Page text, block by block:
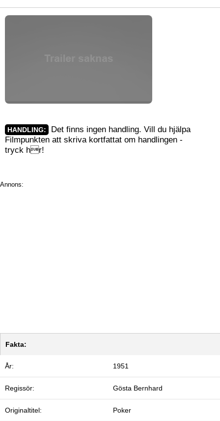
HANDLING:
Det finns ingen handling. Vill du hjälpa
Filmpunkten att skriva kortfattat om handlingen -
tryck hr!
Annons:
Fakta:
År: 1951
Regissör: Gösta Bernhard
Originaltitel: Poker